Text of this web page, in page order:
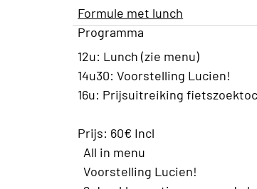
Formule met lunch
Programma
12u: Lunch (zie menu)
14u30: Voorstelling Lucien!
16u: Prijsuitreiking
Prijs: 60€ Incl
All in menu
Voorstelling Lucien!